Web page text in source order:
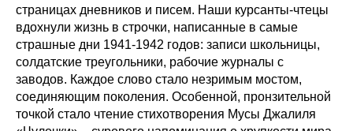
страницах дневников и писем. Наши курсанты-чтецы
вдохнули жизнь в строчки, написанные в самые
страшные дни 1941-1942 годов: записи школьницы,
солдатские треугольники, рабочие журналы с
заводов. Каждое слово стало незримым мостом,
соединяющим поколения. Особенной, пронзительной
точкой стало чтение стихотворения Мусы Джалиля